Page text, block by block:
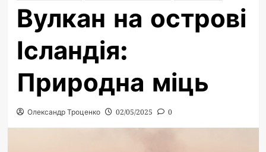
Вулкан на острові
Ісландія:
Природна міць
Олександр Троценко 02/05/2025 0